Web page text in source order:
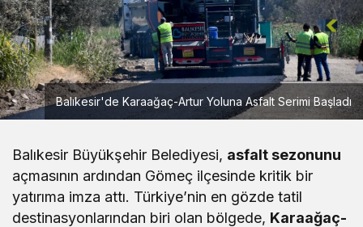
Balıkesir'de Karaağaç-Artur Yoluna Asfalt Serimi Başladı
Balıkesir Büyükşehir Belediyesi, asfalt sezonunu
açmasının ardından Gömeç ilçesinde kritik bir
yatırıma imza attı. Türkiye’nin en gözde tatil
destinasyonlarından biri olan bölgede, Karaağaç-